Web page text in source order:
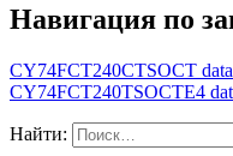
Навигация по
CY74FCT240CTSOCT
CY74FCT240TSOCTE4
Найти: